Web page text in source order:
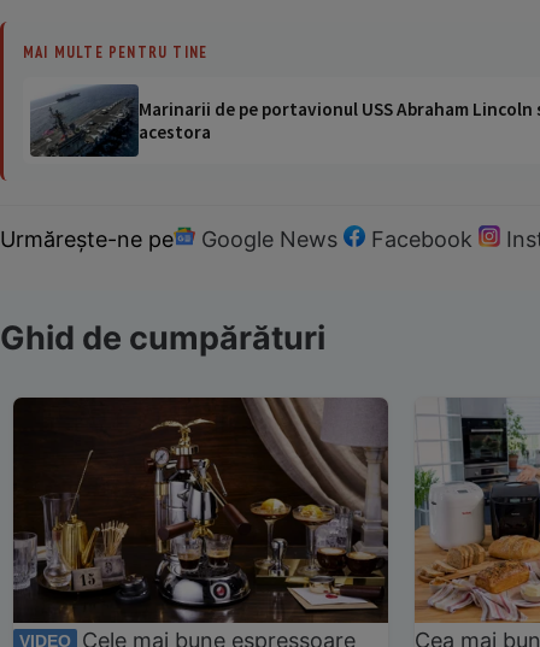
MAI MULTE PENTRU TINE
Marinarii de pe portavionul USS Abraham
acestora
Urmărește-ne pe Google News Facebook
Ghid de cumpărături
VIDEO Cele mai bune espressoare Cea mai